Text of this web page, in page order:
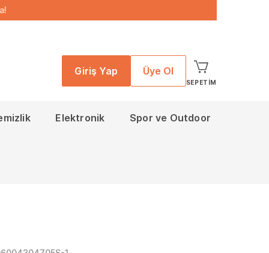
Giriş Yap Üye Ol
SEPETIM
Elektronik Spor ve Outdoor